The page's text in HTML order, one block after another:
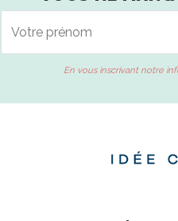
En vous inscrivant notre